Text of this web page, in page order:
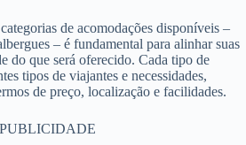
de acomodações disponíveis –
– é fundamental para alinhar suas
do que será oferecido. Cada tipo de
tipos de viajantes e necessidades,
de preço, localização e facilidades.
PUBLICIDADE